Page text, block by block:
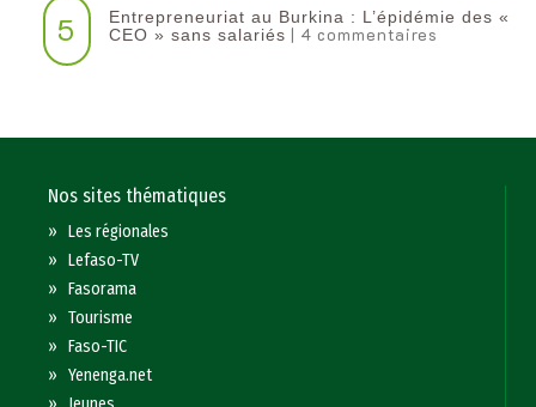
5
Entrepreneuriat au Burkina : L’épidémie des «
CEO » sans salariés | 4 commentaires
Nos sites thématiques
»Les régionales
»Lefaso-TV
»Fasorama
»Tourisme
»Faso-TIC
»Yenenga.net